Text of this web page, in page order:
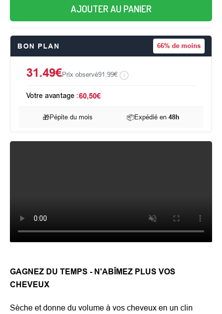
AJOUTER AU PANIER
BON PLAN 66% de moins
31.49€Prix observé91.99€
Votre avantage :60,50€
🎁Pépite du mois 📦Expédié en48h
GAGNEZ DU TEMPS - N'ABÎMEZ PLUS VOS
CHEVEUX
Sèche et donne du volume à vos cheveux en un clin